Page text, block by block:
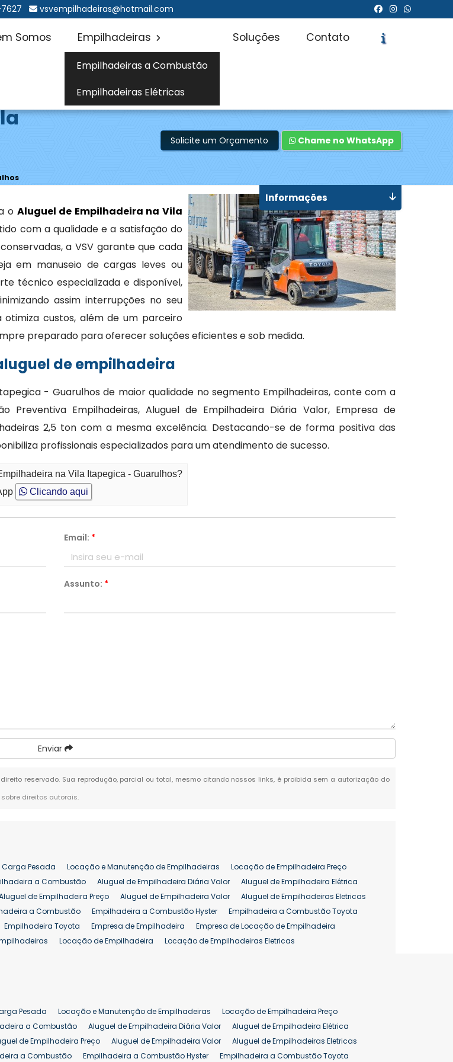
vsvempilhadeiras@hotmail.com
Somos Empilhadeiras
Empilhadeiras a Combustão
Empilhadeiras Elétricas
Soluções Contato
Solicite um Orçamento Chame no WhatsApp
o Aluguel de Empilhadeira na Vila
com a qualidade e a satisfação do
a VSV garante que cada
em manuseio de cargas leves ou
técnico especializada e disponível,
assim interrupções no seu
otimiza custos, além de um parceiro
preparado para oferecer soluções eficientes e sob medida.
aluguel de empilhadeira
- Guarulhos de maior qualidade no segmento Empilhadeiras, conte com a
Preventiva Empilhadeiras, Aluguel de Empilhadeira Diária Valor, Empresa de
2,5 ton com a mesma excelência. Destacando-se de forma positiva das
profissionais especializados para um atendimento de sucesso.
na Vila Itapegica - Guarulhos?
Clicando aqui
Email: *
Assunto: *
Enviar
direito reservado. Sua reprodução, parcial ou total, mesmo citando nossos links, é proibida sem a autorização do
sobre direitos autorais.
Informações
Pesada Locação e Manutenção de Empilhadeiras
Locação de Empilhadeira Preço
a Combustão Aluguel de Empilhadeira Diária Valor
Aluguel de Empilhadeira Elétrica
de Empilhadeira Preço Aluguel de Empilhadeira Valor
Aluguel de Empilhadeiras Eletricas
a Combustão Empilhadeira a Combustão Hyster
Empilhadeira a Combustão Toyota
Empilhadeira Toyota Empresa de Empilhadeira
Empresa de Locação de Empilhadeira
Locação de Empilhadeira
Locação de Empilhadeiras Eletricas
Empilhadeira 25 ton Empilhadeira a Combustão 25 ton
Preço de Empilhadeira 25 ton
Pesada Locação e Manutenção de Empilhadeiras
Locação de Empilhadeira Preço
a Combustão Aluguel de Empilhadeira Diária Valor
Aluguel de Empilhadeira Elétrica
de Empilhadeira Preço Aluguel de Empilhadeira Valor
Aluguel de Empilhadeiras Eletricas
a Combustão Empilhadeira a Combustão Hyster
Empilhadeira a Combustão Toyota